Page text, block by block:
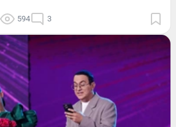
594 3